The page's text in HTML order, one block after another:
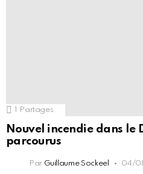
1 Partages
Nouvel incendie dans le
parcourus
Par Guillaume Sockeel 04/